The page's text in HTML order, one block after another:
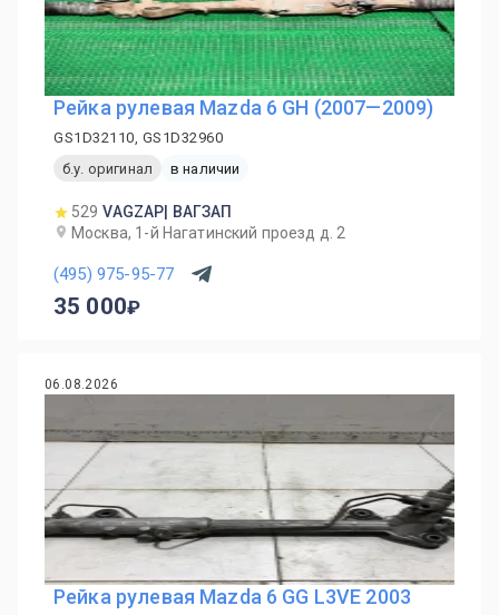
Рейка рулевая Mazda 6 GH (2007—2009)
GS1D32110, GS1D32960
б.у. оригинал
в наличии
529 VAGZAP| ВАГЗАП
Москва, 1-й Нагатинский проезд д. 2
(495) 975-95-77
35 000
06.08.2026
Рейка рулевая Mazda 6 GG L3VE 2003